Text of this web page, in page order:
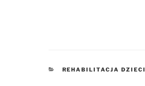
KATEGORIE
REHABILITACJA DZIECI